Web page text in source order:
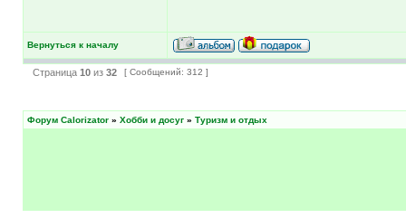
Вернуться к началу
Страница 10 из 32 [ Сообщений: 312 ]
Форум Calorizator » Хобби и досуг » Туризм и отдых